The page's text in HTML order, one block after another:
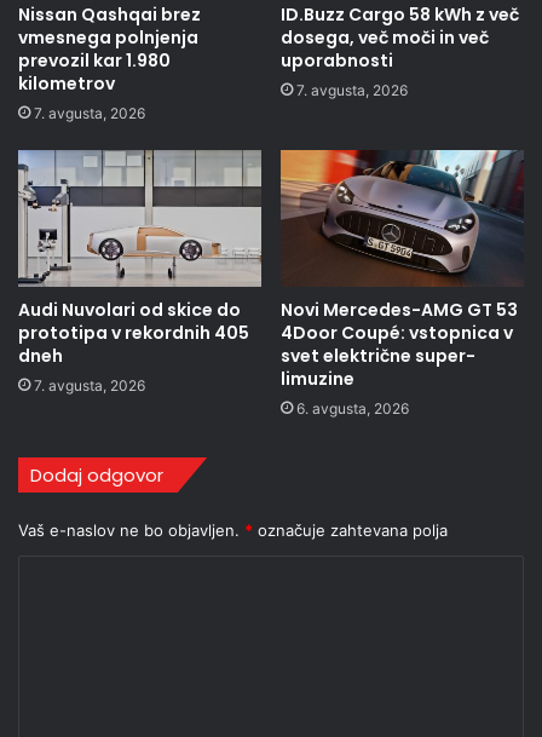
Nissan Qashqai brez
vmesnega polnjenja
prevozil kar 1.980
kilometrov
7. avgusta, 2026
ID.Buzz Cargo 58 kWh z več
dosega, več moči in več
uporabnosti
7. avgusta, 2026
Audi Nuvolari od skice do
prototipa v rekordnih 405
dneh
7. avgusta, 2026
Novi Mercedes-AMG GT 53
4Door Coupé: vstopnica v
svet električne super-
limuzine
6. avgusta, 2026
Dodaj odgovor
Vaš e-naslov ne bo objavljen. * označuje zahtevana polja